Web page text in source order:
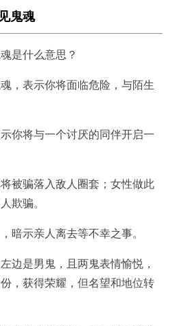
鬼魂
是什么意思？
，表示你将面临危险，与陌生
你将与一个讨厌的同伴开启一
被骗落入敌人圈套；女性做此
欺骗。
暗示亲人离去等不幸之事。
边是男鬼，且两鬼表情愉悦，
，获得荣耀，但名望和地位转